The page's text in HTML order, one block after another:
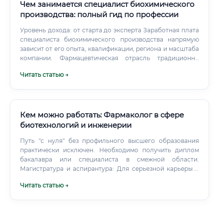
Чем занимается специалист биохимического
производства: полный гид по профессии
Уровень дохода: от старта до эксперта Заработная плата
специалиста биохимического производства напрямую
зависит от его опыта, квалификации, региона и масштаба
компании. Фармацевтическая отрасль традиционно
Читать статью →
Кем можно работать: Фармаколог в сфере
биотехнологий и инженерии
Путь "с нуля" без профильного высшего образования
практически исключен. Необходимо получить диплом
бакалавра или специалиста в смежной области.
Магистратура и аспирантура: Для серьезной карьеры в
степень (кандидат наук, PhD) – значительным
Читать статью →